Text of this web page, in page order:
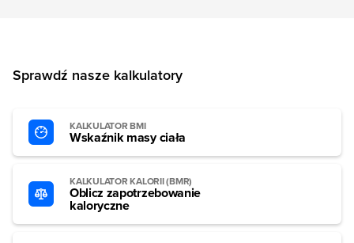
Sprawdź nasze kalkulatory
KALKULATOR BMI
Wskaźnik masy ciała
KALKULATOR KALORII (BMR)
Oblicz zapotrzebowanie
kaloryczne